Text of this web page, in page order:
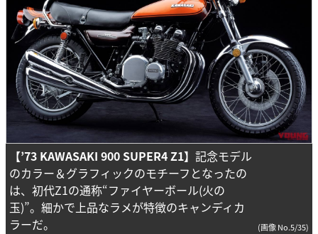
【’73 KAWASAKI 900 SUPER4 Z1】 記念モデル
のカラー＆グラフィックのモチーフとなったの
は、初代Z1の通称“ファイヤーボール(火の
玉)”。細かで上品なラメが特徴のキャンディカ
ラーだ。
(画像 No.5/35)